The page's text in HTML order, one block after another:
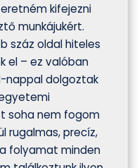
kifejezni
munkájukért.
száz oldal hiteles
el – ez valóban
nappal dolgoztak
soha nem fogom
rugalmas, precíz,
folyamat minden